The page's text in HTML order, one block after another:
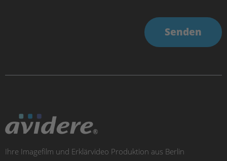
Senden
Ihre Imagefilm und Erklärvideo Produktion aus Berlin